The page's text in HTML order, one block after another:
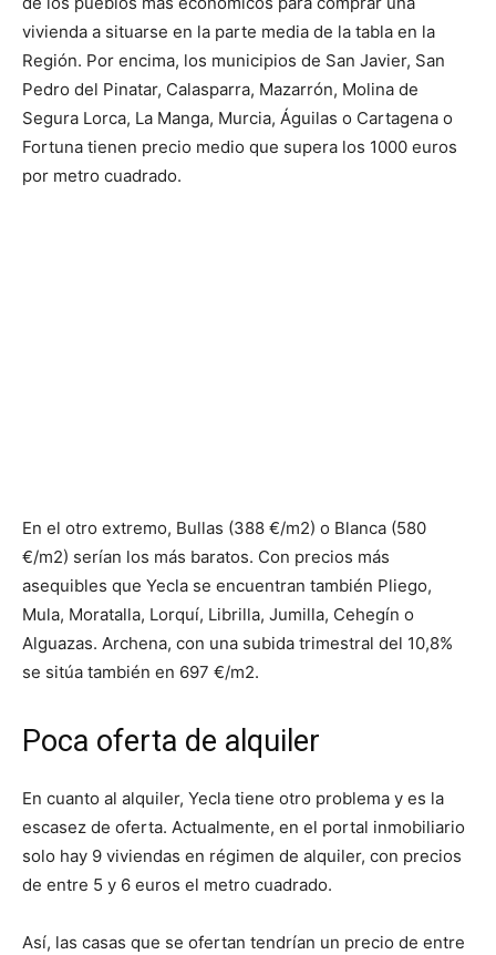
vivienda a situarse en la parte media de la tabla en la
Región. Por encima, los municipios de San Javier, San
Pedro del Pinatar, Calasparra, Mazarrón, Molina de
Segura Lorca, La Manga, Murcia, Águilas o Cartagena o
Fortuna tienen precio medio que supera los 1000 euros
por metro cuadrado.
En el otro extremo, Bullas (388 €/m2) o Blanca (580
€/m2) serían los más baratos. Con precios más
asequibles que Yecla se encuentran también Pliego,
Mula, Moratalla, Lorquí, Librilla, Jumilla, Cehegín o
Alguazas. Archena, con una subida trimestral del 10,8%
se sitúa también en 697 €/m2.
Poca oferta de alquiler
En cuanto al alquiler, Yecla tiene otro problema y es la
escasez de oferta. Actualmente, en el portal inmobiliario
solo hay 9 viviendas en régimen de alquiler, con precios
de entre 5 y 6 euros el metro cuadrado.
Así, las casas que se ofertan tendrían un precio de entre